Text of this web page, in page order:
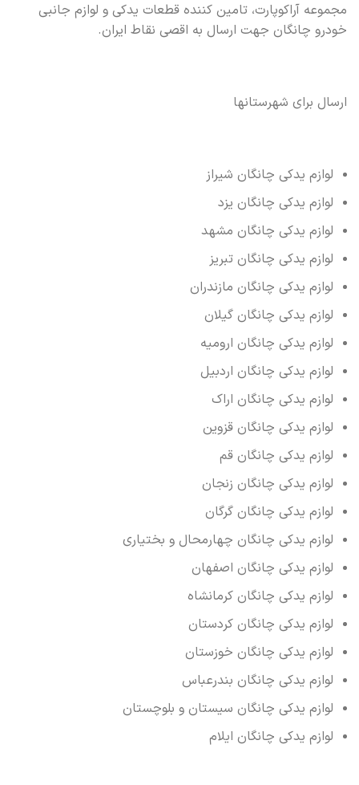
مجموعه آراکوپارت، تامین کننده قطعات یدکی و لوازم جانبی
خودرو چانگان جهت ارسال به اقصی نقاط ایران.
ارسال برای شهرستانها
لوازم یدکی چانگان شیراز
لوازم یدکی چانگان یزد
لوازم یدکی چانگان مشهد
لوازم یدکی چانگان تبریز
لوازم یدکی چانگان مازندران
لوازم یدکی چانگان گیلان
لوازم یدکی چانگان ارومیه
لوازم یدکی چانگان اردبیل
لوازم یدکی چانگان اراک
لوازم یدکی چانگان قزوین
لوازم یدکی چانگان قم
لوازم یدکی چانگان زنجان
لوازم یدکی چانگان گرگان
لوازم یدکی چانگان چهارمحال و بختیاری
لوازم یدکی چانگان اصفهان
لوازم یدکی چانگان کرمانشاه
لوازم یدکی چانگان کردستان
لوازم یدکی چانگان خوزستان
لوازم یدکی چانگان بندرعباس
لوازم یدکی چانگان سیستان و بلوچستان
لوازم یدکی چانگان ایلام